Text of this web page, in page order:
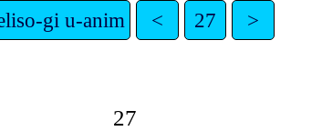
gi u-anim < 27
>
27